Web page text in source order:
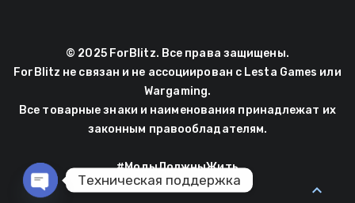
© 2025 ForBlitz. Все права защищены.
ForBlitz не связан и не ассоциирован с Lesta Games или
Wargaming.
Все товарные знаки и наименования принадлежат их
законным правообладателям.
#МодыДолжныЖить
expand_less
Техническая поддержка